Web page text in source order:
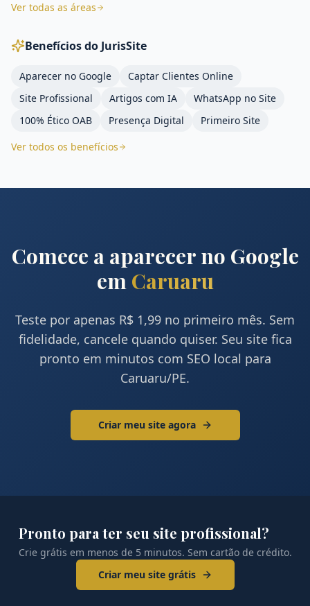
Ver todas as áreas
Benefícios do JurisSite
Aparecer no Google
Captar Clientes Online
Site Profissional
Artigos com IA
WhatsApp no Site
100% Ético OAB
Presença Digital
Primeiro Site
Ver todos os benefícios
Comece a aparecer no Google
em Caruaru
Teste por apenas R$ 1,99 no primeiro mês. Sem
fidelidade, cancele quando quiser. Seu site fica
pronto em minutos com SEO local para
Caruaru/PE.
Criar meu site agora
Pronto para ter seu site profissional?
Crie grátis em menos de 5 minutos. Sem cartão de crédito.
Criar meu site grátis